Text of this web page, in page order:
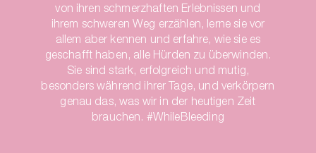
von ihren schmerzhaften Erlebnissen und
ihrem schweren Weg erzählen, lerne sie vor
allem aber kennen und erfahre, wie sie es
geschafft haben, alle Hürden zu überwinden.
Sie sind stark, erfolgreich und mutig,
besonders während ihrer Tage, und verkörpern
genau das, was wir in der heutigen Zeit
brauchen. #WhileBleeding